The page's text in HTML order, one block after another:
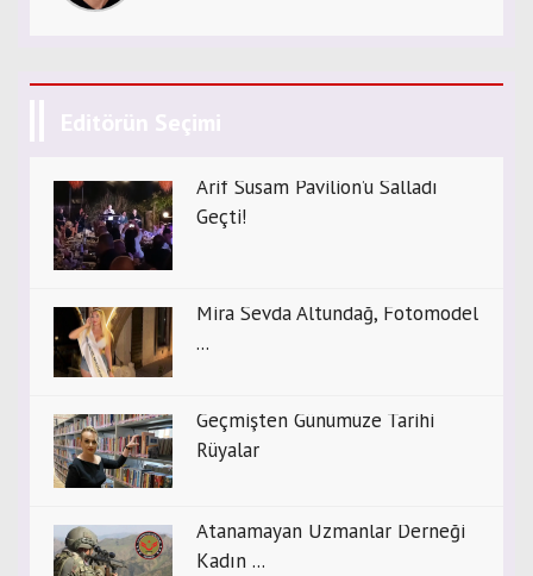
Editörün Seçimi
Arif Susam Pavilion’u Salladı
Geçti!
Mira Sevda Altundağ, Fotomodel
...
Geçmişten Günümüze Tarihi
Rüyalar
Atanamayan Uzmanlar Derneği
Kadın ...